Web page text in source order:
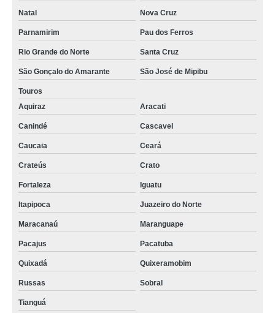
Natal Nova Cruz
Parnamirim Pau dos Ferros
Rio Grande do Norte Santa Cruz
São Gonçalo do Amarante São José de Mipibu
Touros
Aquiraz
Aracati
Canindé Cascavel
Caucaia Ceará
Crateús Crato
Fortaleza Iguatu
Itapipoca Juazeiro do Norte
Maracanaú Maranguape
Pacajus Pacatuba
Quixadá Quixeramobim
Russas Sobral
Tianguá